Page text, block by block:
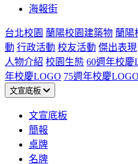
海報街
台北校園 蘭陽校園建築物 蘭陽
動 行政活動 校友活動 傑出表現
人物介紹 校園生態 60週年校慶
年校慶LOGO 75週年校慶LOGO
文宣底板
文宣底板
簡報
桌牌
名牌